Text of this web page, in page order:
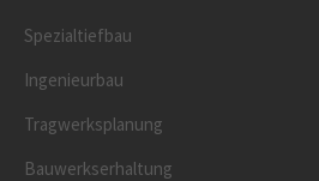
Spezialtiefbau
Ingenieurbau
Tragwerksplanung
Bauwerkserhaltung